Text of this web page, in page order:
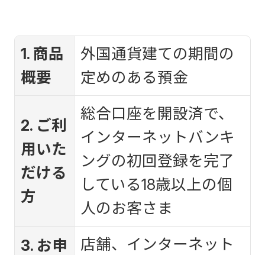
1. 商品
概要
外国通貨建ての期間の
定めのある預金
2. ご利
用いた
だける
方
総合口座を開設済で、
インターネットバンキ
ングの初回登録を完了
している18歳以上の個
人のお客さま
3. お申
店舗、インターネット